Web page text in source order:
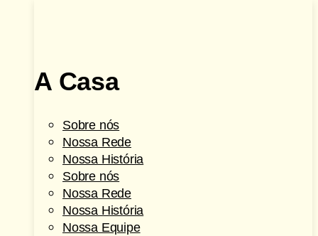
A Casa
Sobre nós
Nossa Rede
Nossa História
Sobre nós
Nossa Rede
Nossa História
Nossa Equipe